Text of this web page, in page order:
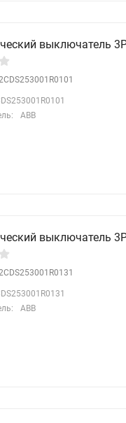
выключатель
ABB
выключатель
ABB